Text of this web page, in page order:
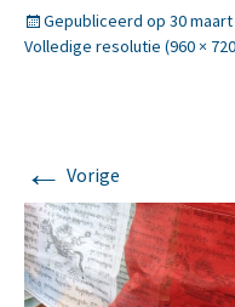
Gepubliceerd op 30 maart
Volledige resolutie (960 ×
← Vorige